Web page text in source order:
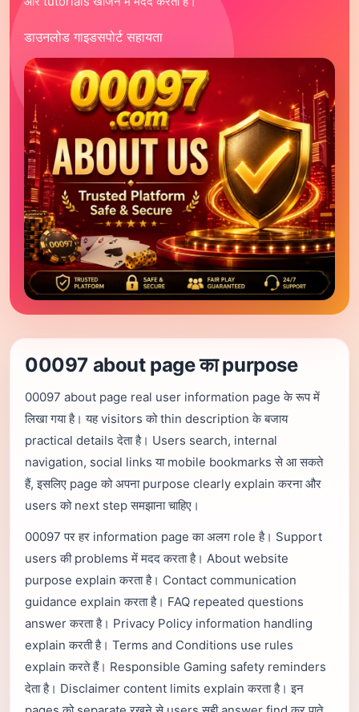
केरल जैकपॉट
विंगो प्रेडिक्शन
सभी गेम स्लॉट्स
कैसीनो फिशिंग
रम्मी ओरिजिनल
सहायता
सामान्य प्रश्न
Login Register
प्राइवेसी नियम जिम्मेदार उपयोग डिस्क्लेमर
डाउनलोड गाइडसपोर्ट सहायता
00097 about page का purpose
00097 about page real user information page के रूप में
लिखा गया है। यह visitors को thin description के बजाय
practical details देता है। Users search, internal
navigation, social links या mobile bookmarks से आ सकते
हैं, इसलिए page को अपना purpose clearly explain करना और
users को next step समझाना चाहिए।
00097 पर हर information page का अलग role है। Support
users की problems में मदद करता है। About website
purpose explain करता है। Contact communication
guidance explain करता है। FAQ repeated questions
answer करता है। Privacy Policy information handling
explain करती है। Terms and Conditions use rules
explain करते हैं। Responsible Gaming safety reminders
देता है। Disclaimer content limits explain करता है। इन